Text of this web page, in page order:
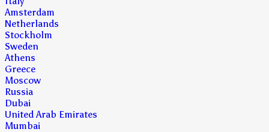
Amsterdam
Netherlands
Stockholm
Sweden
Athens
Greece
Moscow
Russia
Dubai
United Arab Emirates
Mumbai